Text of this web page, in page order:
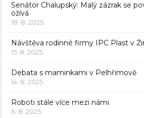
Senátor Chalupský: Malý zázrak se
ožívá
18. 8. 2025
Návštěva rodinné firmy IPC Plast v
15. 8. 2025
Debata s maminkami v Pelhřimově
14. 8. 2025
Roboti stále více mezi námi
6. 8. 2025